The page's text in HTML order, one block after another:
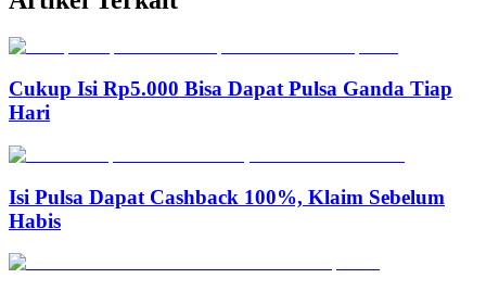
Cukup Isi Rp5.000 Bisa Dapat Pulsa Ganda Tiap
Hari
Isi Pulsa Dapat Cashback 100%, Klaim Sebelum
Habis